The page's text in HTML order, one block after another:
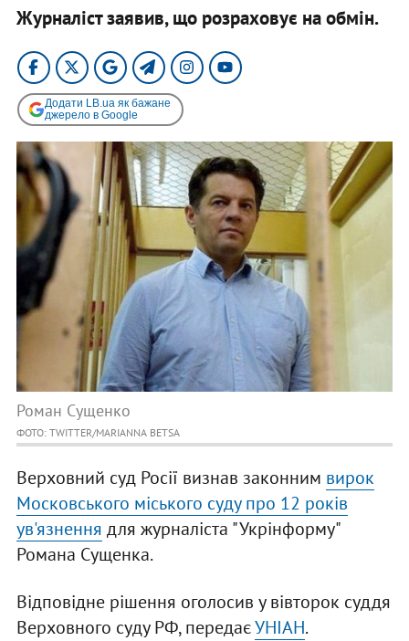
Журналіст заявив, що розраховує на обмін.
Додати LB.ua як бажане
джерело в Google
Роман Сущенко
ФОТО: TWITTER/MARIANNA BETSA
Верховний суд Росії визнав законним вирок
Московського міського суду про 12 років
ув'язнення для журналіста "Укрінформу"
Романа Сущенка.
Відповідне рішення оголосив у вівторок суддя
Верховного суду РФ, передаєУНІАН.